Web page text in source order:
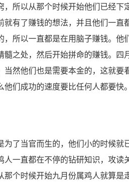
所以从那个时候开始他们已经下
就有了赚钱的想法，并且他们一
，所以一直都是在用脑子赚钱。
髓之处，然后开始拼命的赚钱。
当然他们也是需要本金的，这就
们成功的速度要比任何人都要快。
了当官而生的，他们小的时候就
人一直都在不停的钻研知识，攻
个时候开始九月份属鸡人就算是